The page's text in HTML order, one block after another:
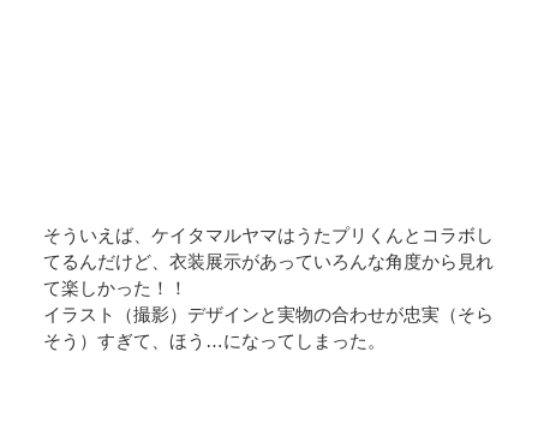
そういえば、ケイタマルヤマはうたプリくんとコラボし
てるんだけど、衣装展示があっていろんな角度から見れ
て楽しかった！！
イラスト（撮影）デザインと実物の合わせが忠実（そら
そう）すぎて、ほう…になってしまった。